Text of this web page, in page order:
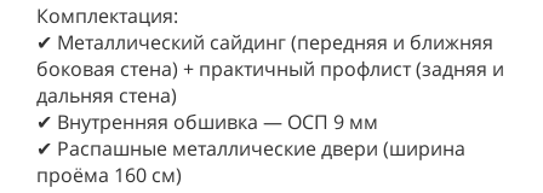
Комплектация:
✔ Металлический сайдинг (передняя и ближняя
боковая стена) + практичный профлист (задняя и
дальняя стена)
✔ Внутренняя обшивка — ОСП 9 мм
✔ Распашные металлические двери (ширина
проёма 160 см)